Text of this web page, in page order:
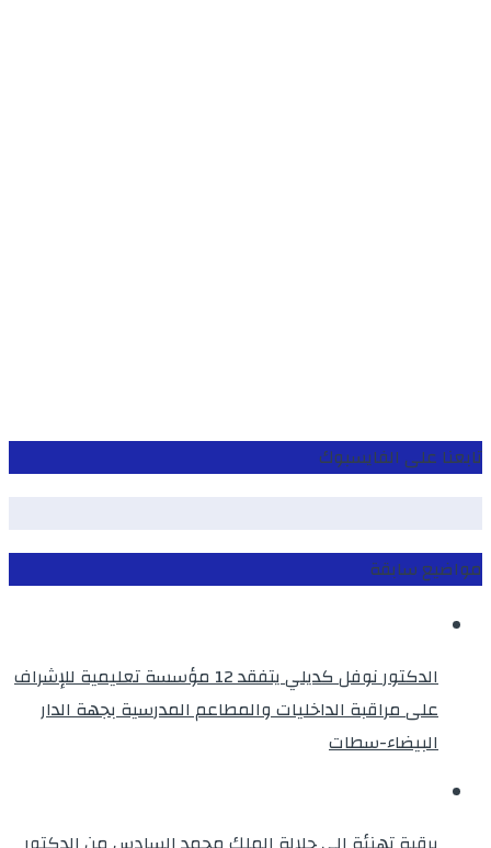
تابعنا على الفايسبوك
مواضيع سابقة
الدكتور نوفل كديلي يتفقد 12 مؤسسة تعليمية للإشراف
على مراقبة الداخليات والمطاعم المدرسية بجهة الدار
البيضاء-سطات